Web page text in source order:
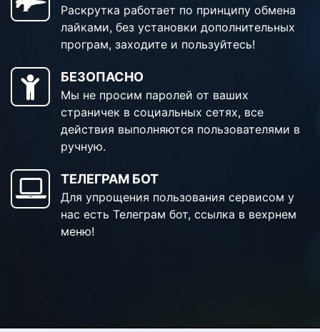
Раскрутка работает по принципу обмена
лайками, без установки дополнительных
програм, заходите и пользуйтесь!
БЕЗОПАСНО
Мы не просим паролей от ваших
страничек в социальных сетях, все
действия выполняются пользователями в
ручную.
ТЕЛЕГРАМ БОТ
Для упрощения пользования сервисом у
нас есть Телеграм бот, ссылка в вехрнем
меню!